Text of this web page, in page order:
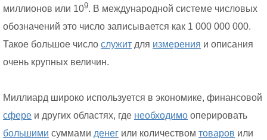
миллионов или 109. В международной системе числовых
обозначений это число записывается как 1 000 000 000.
Такое большое число служит для измерения и описания
очень крупных величин.
Миллиард широко используется в экономике, финансовой
сфере и других областях, где необходимо оперировать
большими суммами денег или количеством товаров или